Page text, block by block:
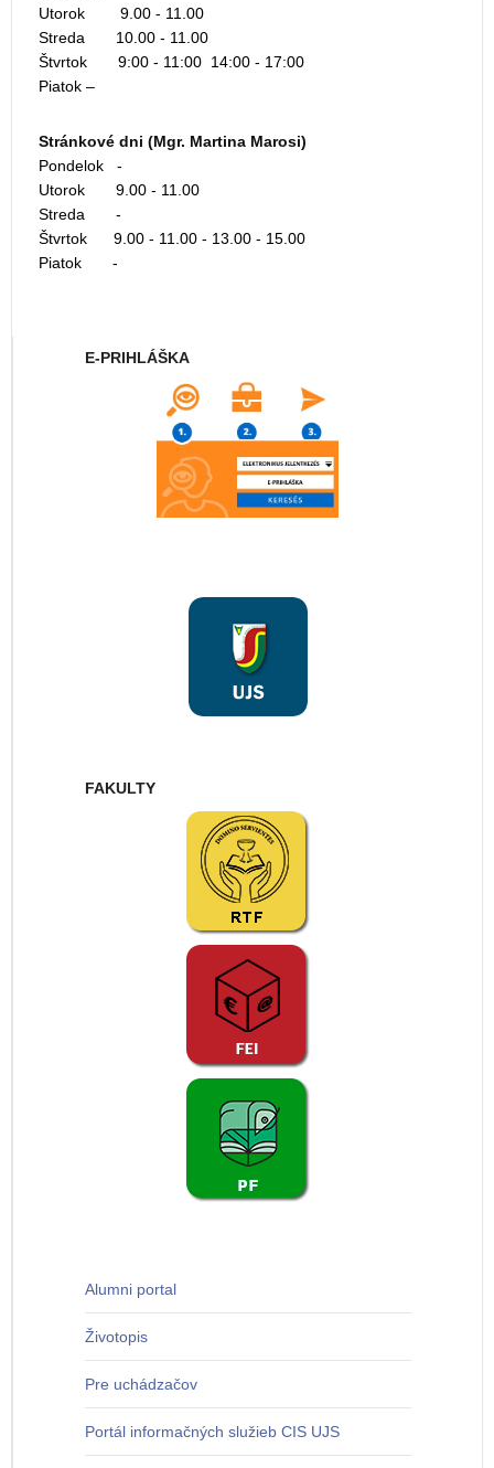
Utorok 9.00 - 11.00
Streda 10.00 - 11.00
Štvrtok 9:00 - 11:00 14:00 - 17:00
Piatok –
Stránkové dni (Mgr. Martina Marosi)
Pondelok -
Utorok 9.00 - 11.00
Streda -
Štvrtok 9.00 - 11.00 - 13.00 - 15.00
Piatok -
E-PRIHLÁŠKA
FAKULTY
Alumni portal
Životopis
Pre uchádzačov
Portál informačných služieb CIS UJS